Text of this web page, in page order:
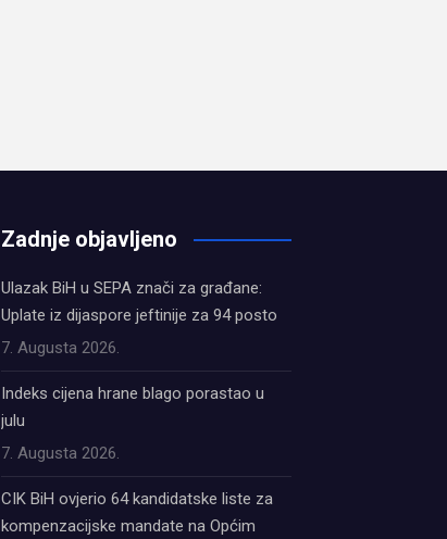
Zadnje objavljeno
Ulazak BiH u SEPA znači za građane:
Uplate iz dijaspore jeftinije za 94 posto
7. Augusta 2026.
Indeks cijena hrane blago porastao u
julu
7. Augusta 2026.
CIK BiH ovjerio 64 kandidatske liste za
kompenzacijske mandate na Općim